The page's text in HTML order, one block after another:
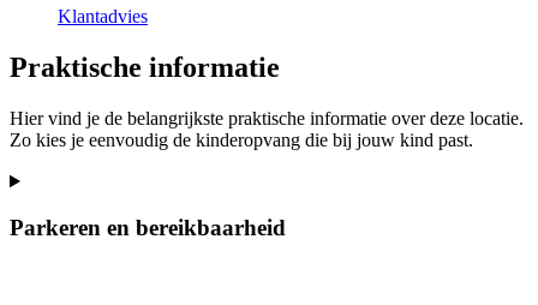
Klantadvies
Praktische informatie
Hier vind je de belangrijkste praktische informatie over deze locatie.
Zo kies je eenvoudig de kinderopvang die bij jouw kind past.
Parkeren en bereikbaarheid